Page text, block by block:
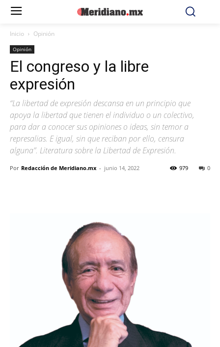
Inicio Opinión
Opinión
El congreso y la libre
expresión
“La libertad de expresión descansa en un principio que
apoya la libertad que tienen el individuo o un colectivo,
para dar a conocer sus opiniones o ideas, sin temor a
represalias. E igual, sin que reciban por ello, censura
alguna”. Literatura sobre la Libertad de Expresión.
Por Redacción de Meridiano.mx - junio 14, 2022 0
979